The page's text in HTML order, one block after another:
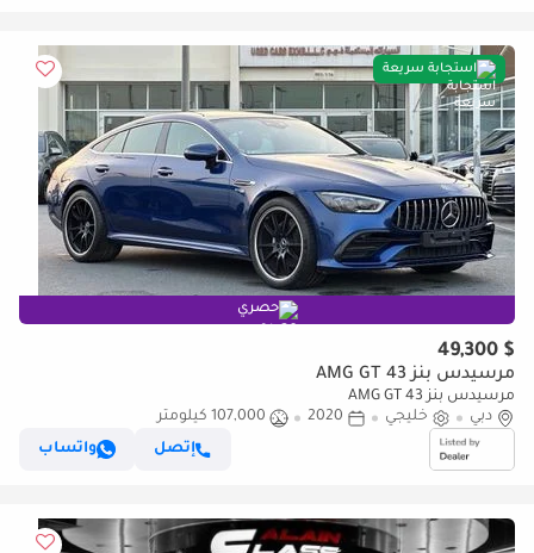
استجابة سريعة
حصري
$ 49,300
مرسيدس بنز AMG GT 43
مرسيدس بنز AMG GT 43
دبي
خليجي 2020
107,000 كيلومتر
إتصل
واتساب